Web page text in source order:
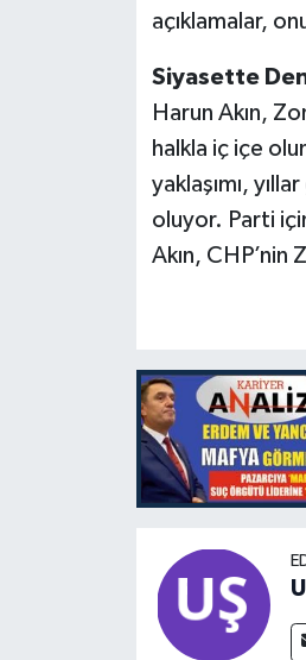
açıklamalar,
Siyasette
Harun Akın,
halkla iç içe
yaklaşımı,
oluyor. Parti
Akın, CHP’nin